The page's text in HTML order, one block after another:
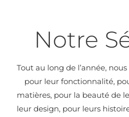
Notre
Tout au long de l’année,
pour leur fonctionnalité,
matières, pour la beauté de
leur design, pour leurs